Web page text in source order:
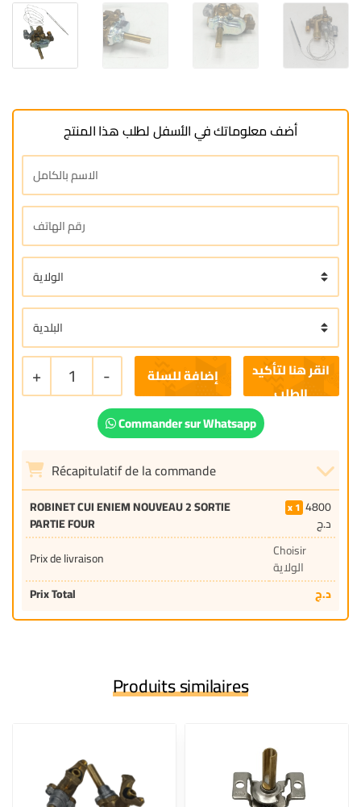
أضف معلوماتك في الأسفل لطلب هذا المنتج
+ 1 - إضافة للسلة
Commander sur Whatsapp
Récapitulatif de la commande
ROBINET CUI ENIEM NOUVEAU 2 SORTIE
PARTIE FOUR
1 4800
د.ج
Prix de livraison
Choisir
الولاية
Prix Total
د.ج
Produits similaires